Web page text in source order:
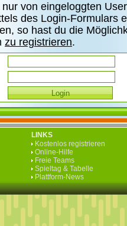
von eingeloggten
des Login-Formulars
so hast du die
zu registrieren.
LINKS
Kostenlos registrieren
Online-Hilfe
Freie Teams
Spieltag & Tabelle
Plattform-News